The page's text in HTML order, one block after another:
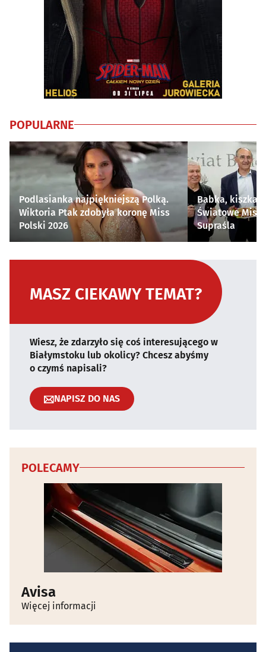
POPULARNE
Podlasianka najpiękniejszą Polką.
Wiktoria Ptak zdobyła koronę Miss
Polski 2026
Babka, kiszka i
Światowe
Supraśla
MASZ CIEKAWY TEMAT?
Wiesz, że zdarzyło się coś interesującego w
Białymstoku lub okolicy? Chcesz abyśmy
o czymś napisali?
NAPISZ DO NAS
POLECAMY
Avisa
Więcej informacji